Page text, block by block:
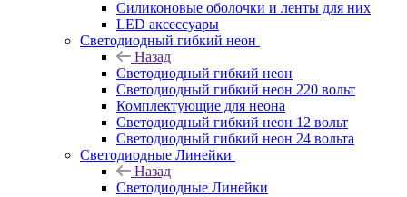
Силиконовые оболочки и ленты для них
LED аксессуары
Светодиодный гибкий неон
Назад
Светодиодный гибкий неон
Светодиодный гибкий неон 220 вольт
Комплектующие для неона
Светодиодный гибкий неон 12 вольт
Светодиодный гибкий неон 24 вольта
Светодиодные Линейки
Назад
Светодиодные Линейки